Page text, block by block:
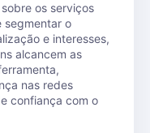
os serviços
segmentar o
e interesses,
alcancem as
nas redes
confiança com o